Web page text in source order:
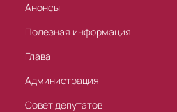
Анонсы
Полезная информация
Глава
Администрация
Совет депутатов